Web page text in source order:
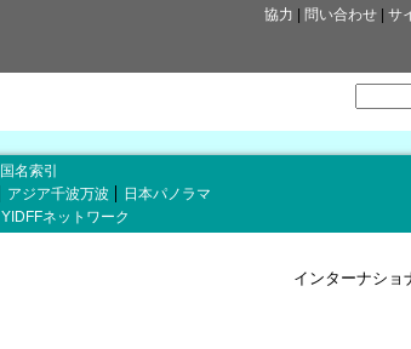
協力 問い合わせ サ
国名索引
アジア千波万波
日本パノラマ
YIDFFネットワーク
インターナショ